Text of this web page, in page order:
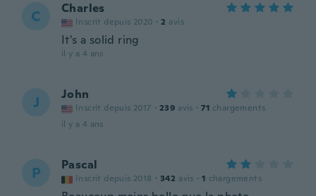
C Charles
Inscrit depuis 2020 · 2 avis
It's a solid ring
il y a 4 ans
J John
Inscrit depuis 2017 · 239 avis · 71 chargements
il y a 4 ans
P Pascal
Inscrit depuis 2018 · 342 avis · 1 chargements